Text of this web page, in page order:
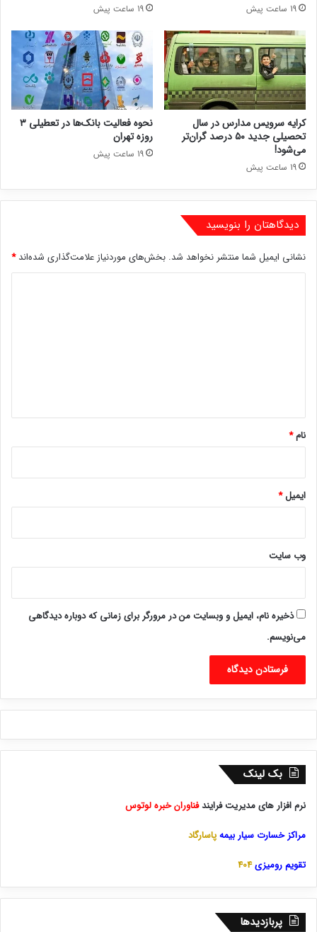
19 ساعت پیش 19 ساعت پیش
کرایه سرویس مدارس در سال
تحصیلی جدید ۵۰ درصد گران‌تر
می‌شود!
19 ساعت پیش
نحوه فعالیت بانک‌ها در تعطیلی ۳
روزه تهران
19 ساعت پیش
دیدگاهتان را بنویسید
نشانی ایمیل شما منتشر نخواهد شد. بخش‌های موردنیاز علامت‌گذاری شده‌اند*
نام*
ایمیل*
وب‌ سایت
ذخیره نام، ایمیل و وبسایت من در مرورگر برای زمانی که دوباره دیدگاهی
می‌نویسم.
بک لینک
نرم افزار های مدیریت فرایندفناوران خبره لوتوس
مراکز خسارت سیار بیمهپاسارگاد
تقویم رومیزی404
پربازدیدها